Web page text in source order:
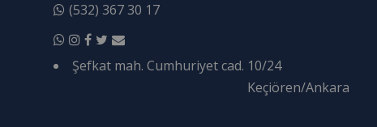
(532) 367 30 17
Şefkat mah. Cumhuriyet cad. 10/24
Keçiören/Ankara